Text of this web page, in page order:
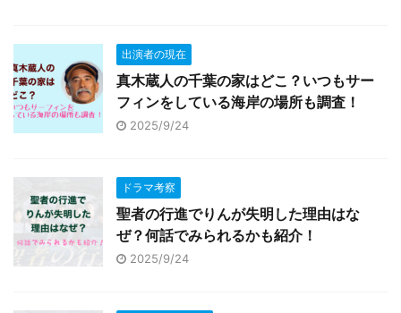
出演者の現在
真木蔵人の千葉の家はどこ？いつもサー
フィンをしている海岸の場所も調査！
2025/9/24
ドラマ考察
聖者の行進でりんが失明した理由はな
ぜ？何話でみられるかも紹介！
2025/9/24